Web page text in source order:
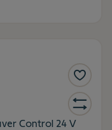
Control 24 V